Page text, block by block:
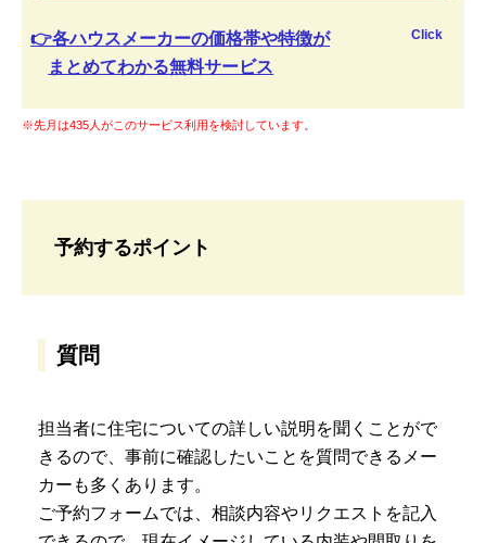
👉各ハウスメーカーの価格帯や特徴が
まとめてわかる無料サービス
Click
※先月は435人がこのサービス利用を検討しています。
予約するポイント
質問
担当者に住宅についての詳しい説明を聞くことがで
きるので、事前に確認したいことを質問できるメー
カーも多くあります。
ご予約フォームでは、相談内容やリクエストを記入